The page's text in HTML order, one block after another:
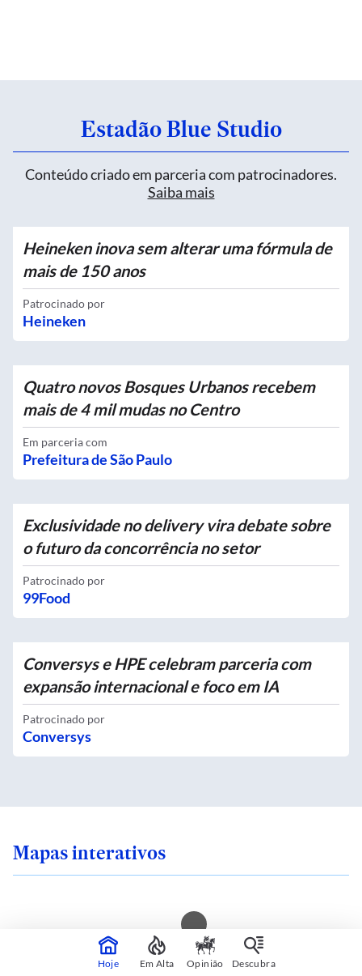
Estadão Blue Studio
Conteúdo criado em parceria com patrocinadores.
Saiba mais
Heineken inova sem alterar uma fórmula de
mais de 150 anos
Patrocinado por
Heineken
Quatro novos Bosques Urbanos recebem
mais de 4 mil mudas no Centro
Em parceria com
Prefeitura de São Paulo
Exclusividade no delivery vira debate sobre
o futuro da concorrência no setor
Patrocinado por
99Food
Conversys e HPE celebram parceria com
expansão internacional e foco em IA
Patrocinado por
Conversys
Mapas interativos
seguro onde
Você mora em uma
Hoje Em Alta Opinião Descubra